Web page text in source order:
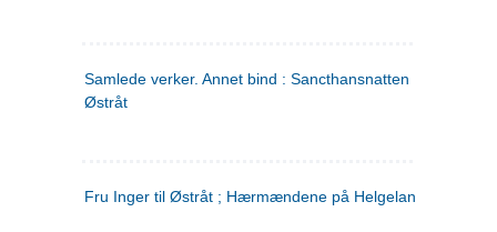
Samlede verker. Annet bind : Sancthansnatten ; Fru Inger
Østråt
Fru Inger til Østråt ; Hærmændene på Helgeland